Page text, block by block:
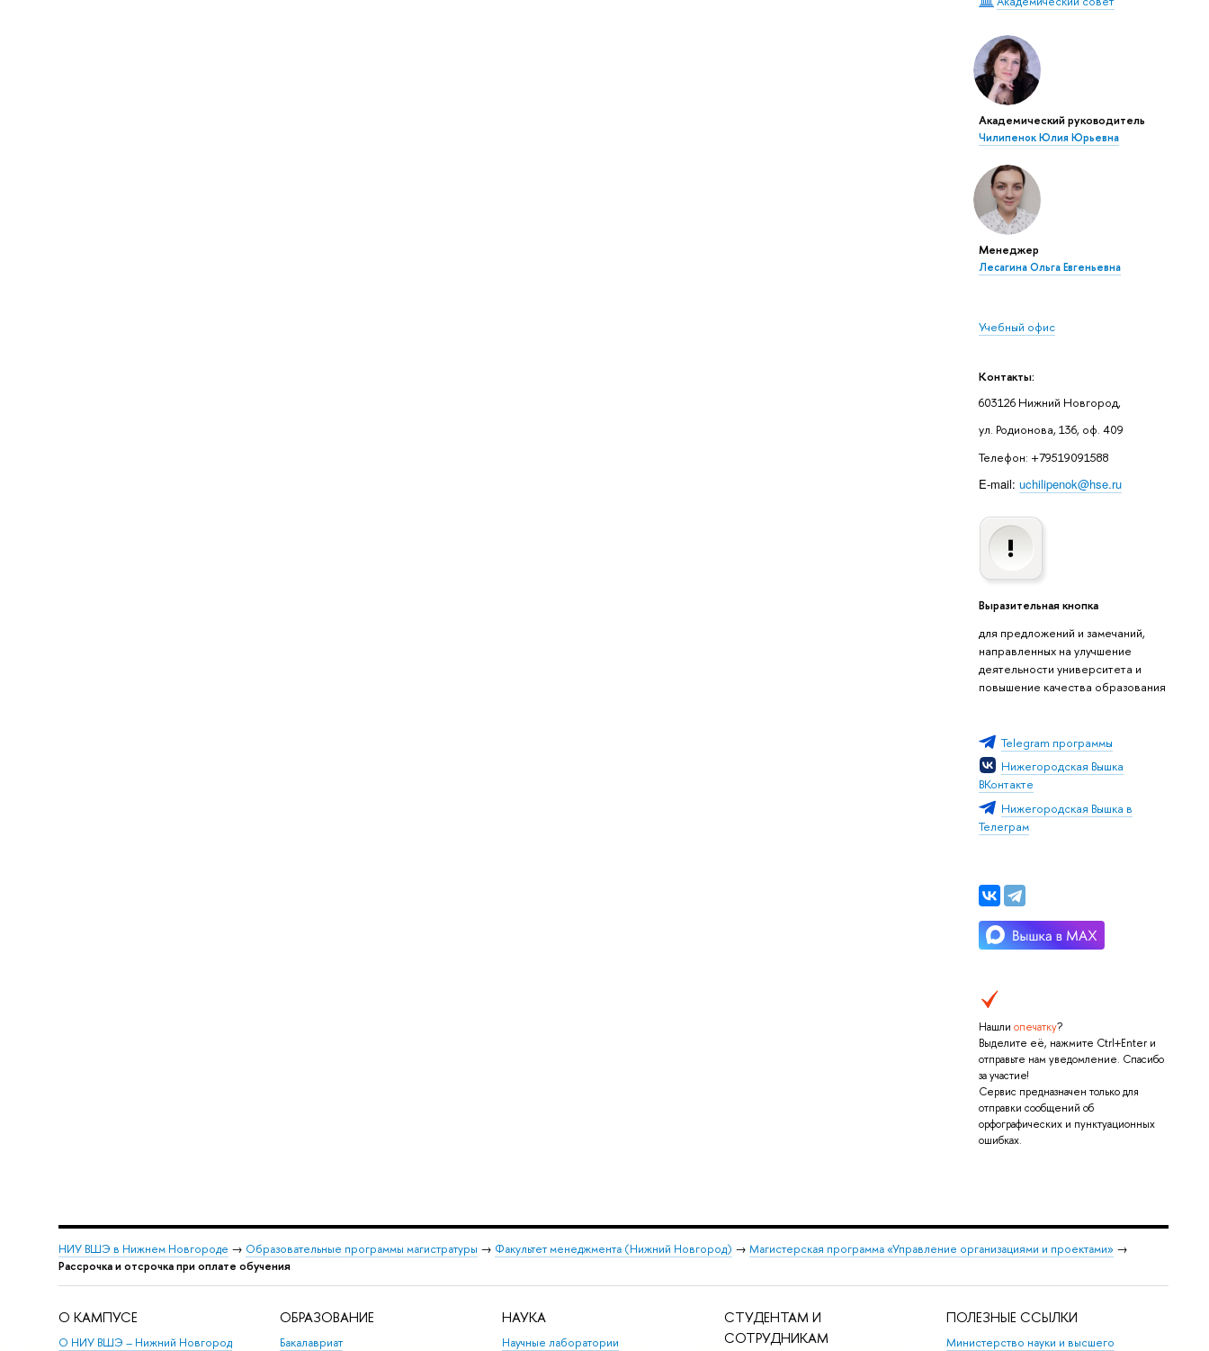
Академический руководитель
Чилипенок Юлия Юрьевна
Менеджер
Лесагина Ольга Евгеньевна
Учебный офис
Контакты:
603126 Нижний Новгород,
ул. Родионова, 136, оф. 409
Телефон: +79519091588
E-mail: uchilipenok@hse.ru
Выразительная кнопка
для предложений и замечаний,
направленных на улучшение
деятельности университета и
повышение качества образования
Telegram программы
Нижегородская Вышка
ВКонтакте
Нижегородская Вышка в
Телеграм
Нашли опечатку?
Выделите её, нажмите Ctrl+Enter и
отправьте нам уведомление. Спасибо
за участие!
Сервис предназначен только для
отправки сообщений об
орфографических и пунктуационных
ошибках.
НИУ ВШЭ в Нижнем Новгороде → Образовательные программы магистратуры → Факультет менеджмента (Нижний Новгород) → Магистерская программа «Управление организациями и проектами» →
Рассрочка и отсрочка при оплате обучения
О КАМПУСЕ
О НИУ ВШЭ – Нижний Новгород
ОБРАЗОВАНИЕ
Бакалавриат
НАУКА
Научные лаборатории
СТУДЕНТАМ И
СОТРУДНИКАМ
ПОЛЕЗНЫЕ ССЫЛКИ
Министерство науки и высшего